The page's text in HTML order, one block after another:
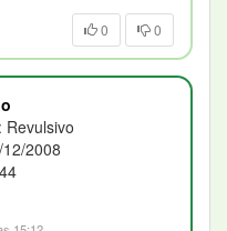
0 0
: Revulsivo
2008